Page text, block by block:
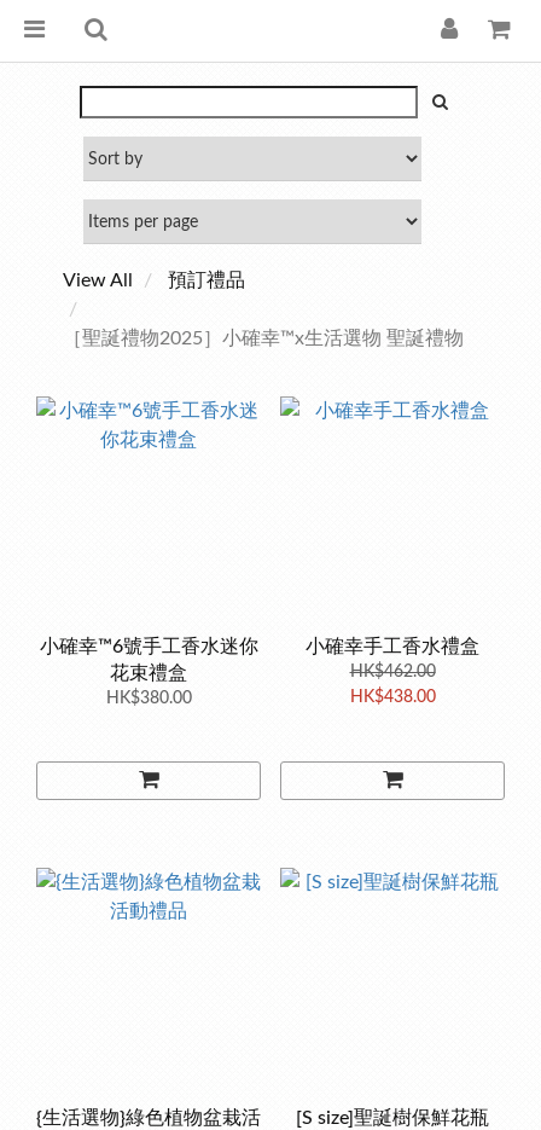
View All 預訂禮品
［聖誕禮物2025］小確幸™x生活選物 聖誕禮物
小確幸™6號手工香水迷你
花束禮盒
HK$380.00
小確幸手工香水禮盒
HK$462.00
HK$438.00
{生活選物}綠色植物盆栽活
[S size]聖誕樹保鮮花瓶